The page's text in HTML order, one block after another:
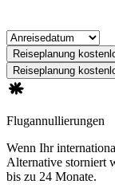
Reiseplanung
Reiseplanung
Flugannullierungen
Wenn Ihr
Alternative storniert
bis zu 24 Monate.